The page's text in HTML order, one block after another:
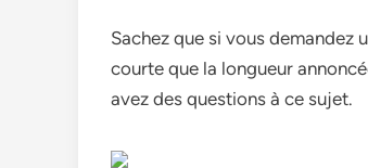
Sachez que si vous
courte que la longueur
avez des questions à ce sujet.